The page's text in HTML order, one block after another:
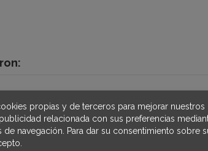
propias y de terceros para mejorar nuestros
relacionada con sus preferencias
de navegación. Para dar su consentimiento sobre